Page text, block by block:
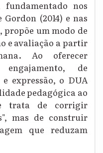
fundamentado nos
(2014) e nas
propõe um modo de
e avaliação a partir
Ao oferecer
de
expressão, o DUA
pedagógica ao
trata de corrigir
mas de construir
que reduzam